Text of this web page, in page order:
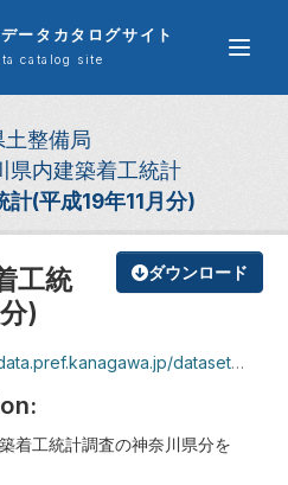
ータカタログサイト
catalog site
整備局
県内建築着工統計
(平成19年11月分)
ダウンロード
工統
)
9045-4ba622e8a51d/resource/90b35e56-3120-44e5-9f25-e79d5a656243/download/4488.xls
着工統計調査の神奈川県分を